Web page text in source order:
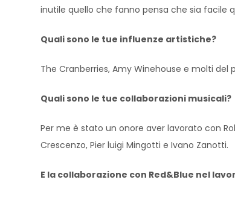
inutile quello che fanno pensa che sia facile
Quali sono le tue influenze artistiche?
The Cranberries, Amy Winehouse e molti del
Quali sono le tue collaborazioni musicali?
Per me è stato un onore aver lavorato con
Crescenzo, Pier luigi Mingotti e Ivano Zanotti.
E la collaborazione con Red&Blue nel